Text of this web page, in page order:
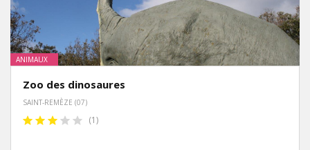
ANIMAUX
Zoo des dinosaures
SAINT-REMÈZE (07)
(1)